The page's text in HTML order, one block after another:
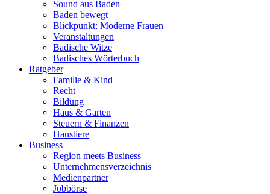
Sound aus Baden
Baden bewegt
Blickpunkt: Moderne Frauen
Veranstaltungen
Badische Witze
Badisches Wörterbuch
Ratgeber
Familie & Kind
Recht
Bildung
Haus & Garten
Steuern & Finanzen
Haustiere
Business
Region meets Business
Unternehmensverzeichnis
Medienpartner
Jobbörse